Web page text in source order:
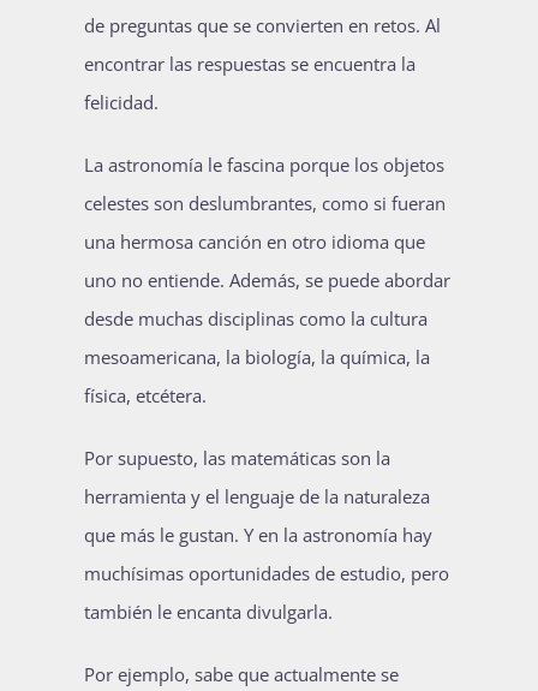
de preguntas que se convierten en retos. Al
encontrar las respuestas se encuentra la
felicidad.
La astronomía le fascina porque los objetos
celestes son deslumbrantes, como si fueran
una hermosa canción en otro idioma que
uno no entiende. Además, se puede abordar
desde muchas disciplinas como la cultura
mesoamericana, la biología, la química, la
física, etcétera.
Por supuesto, las matemáticas son la
herramienta y el lenguaje de la naturaleza
que más le gustan. Y en la astronomía hay
muchísimas oportunidades de estudio, pero
también le encanta divulgarla.
Por ejemplo, sabe que actualmente se